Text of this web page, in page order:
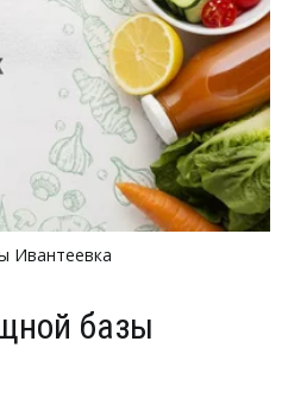
Ивантеевка
базы